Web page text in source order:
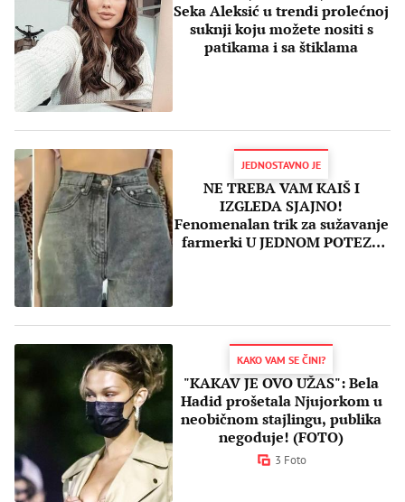
Seka Aleksić u trendi prolećnoj
suknji koju možete nositi s
patikama i sa štiklama
JEDNOSTAVNO JE
NE TREBA VAM KAIŠ I
IZGLEDA SJAJNO!
Fenomenalan trik za sužavanje
farmerki U JEDNOM POTEZU
KAKO VAM SE ČINI?
"KAKAV JE OVO UŽAS": Bela
Hadid prošetala Njujorkom u
neobičnom stajlingu, publika
negoduje! (FOTO)
3 Foto